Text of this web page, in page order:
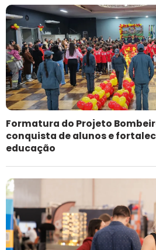
Formatura do Projeto
conquista de alunos e
educação